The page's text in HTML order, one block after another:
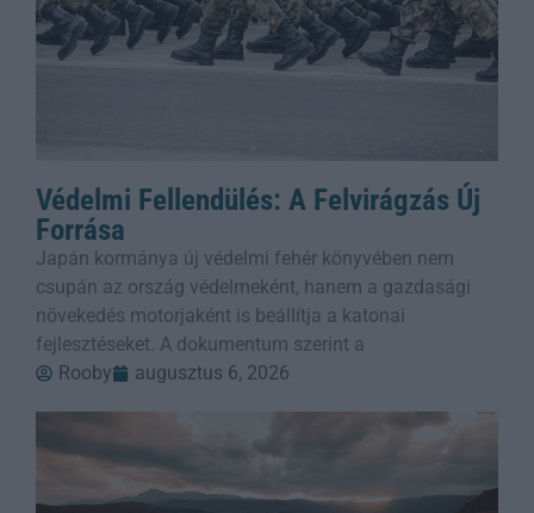
Védelmi Fellendülés: A Felvirágzás Új
Forrása
Japán kormánya új védelmi fehér könyvében nem
csupán az ország védelmeként, hanem a gazdasági
növekedés motorjaként is beállítja a katonai
fejlesztéseket. A dokumentum szerint a
Rooby
augusztus 6, 2026